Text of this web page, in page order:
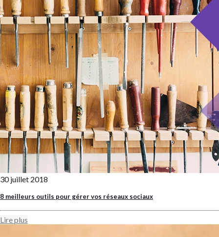
30 juillet 2018
8 meilleurs outils pour gérer vos réseaux sociaux
Lire plus